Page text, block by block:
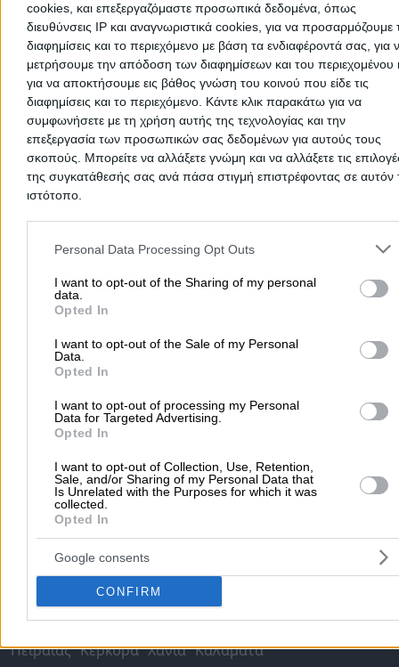
cookies, και επεξεργαζόμαστε προσωπικά δεδομένα, όπως
διευθύνσεις IP και αναγνωριστικά cookies, για να προσαρμόζουμε
διαφημίσεις και το περιεχόμενο με βάση τα ενδιαφέροντά σας, για
μετρήσουμε την απόδοση των διαφημίσεων και του περιεχομένου
για να αποκτήσουμε εις βάθος γνώση του κοινού που είδε τις
διαφημίσεις και το περιεχόμενο. Κάντε κλικ παρακάτω για να
συμφωνήσετε με τη χρήση αυτής της τεχνολογίας και την
επεξεργασία των προσωπικών σας δεδομένων για αυτούς τους
σκοπούς. Μπορείτε να αλλάξετε γνώμη και να αλλάξετε τις
της συγκατάθεσής σας ανά πάσα στιγμή επιστρέφοντας σε αυτόν
ιστότοπο.
Please note that this website/app uses one or more Google
and may gather and store information including but not limited to
to Google and its third-party tags to use your data for below
purposes in below Google consent section.
Personal Data Processing Opt Outs
I want to opt-out of the Sharing of my personal
data.
Opted In
I want to opt-out of the Sale of my Personal
Data.
Opted In
I want to opt-out of processing my Personal
Data for Targeted Advertising.
Opted In
I want to opt-out of Collection, Use, Retention,
Sale, and/or Sharing of my Personal Data that
Is Unrelated with the Purposes for which it was
collected.
Opted In
Google consents
CONFIRM
> Νομός ΣΕΡΡΩΝ
Εξοπλισμός
Δημοφιλείς Αναζητήσεις
Μετακομίσεις & Μεταφορές Κλειδιά & Κλειδαριές
Συνεργεία Αυτοκινήτων
Υδραυλικοί - Υδραυλικές Εγκαταστάσεις
περισσότερα >>
Τοπική Αναζήτηση
Αθήνα Θεσσαλονίκη Λάρισα
Περιστέρι Καβάλα Τρίπολη Καλλιθέα Σέρρες Ρόδος
Πειραιάς Κέρκυρα Χανιά Καλαμάτα